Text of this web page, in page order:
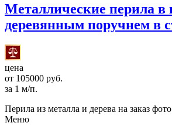
Металлические перила в
деревянным поручнем в
цена
от 105000 руб.
за 1 м/п.
Перила из металла и дерева на заказ
Меню